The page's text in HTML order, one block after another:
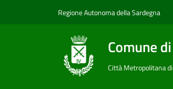
Regione Autonoma della Sardegna
Comune
Città Metropolitana